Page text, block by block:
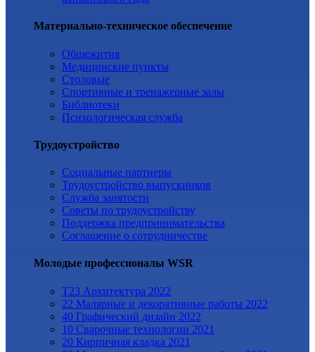
Материально-техническое обеспечение
Общежития
Медицинские пункты
Столовые
Спортивные и тренажерные залы
Библиотеки
Психологическая служба
Трудоустройство
Cоциальные партнеры
Трудоустройство выпускников
Служба занятости
Советы по трудоустройству
Поддержка предпринимательства
Cоглашение о сотрудничестве
Молодые профессионалы WSR
T23 Архитектура 2022
22 Малярные и декоративные работы 2022
40 Графический дизайн 2022
10 Сварочные технологии 2021
20 Кирпичная кладка 2021